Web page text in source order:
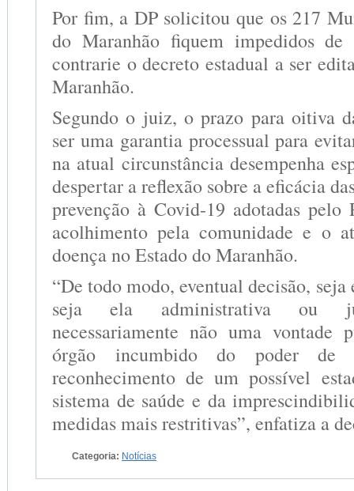
Por fim, a DP solicitou que os 217
do Maranhão fiquem impedidos
contrarie o decreto estadual a ser
Maranhão.
Segundo o juiz, o prazo para oitiva
ser uma garantia processual para
na atual circunstância desempenha
despertar a reflexão sobre a eficácia
prevenção à Covid-19 adotadas pelo
acolhimento pela comunidade e o
doença no Estado do Maranhão.
“De todo modo, eventual decisão,
seja ela administrativa ou
necessariamente não uma vontade
órgão incumbido do poder de
reconhecimento de um possível
sistema de saúde e da
medidas mais restritivas”, enfatiza a
Categoria: Notícias